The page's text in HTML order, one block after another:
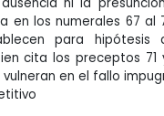
en los numerales 67 al
para
cita los preceptos
en el fallo